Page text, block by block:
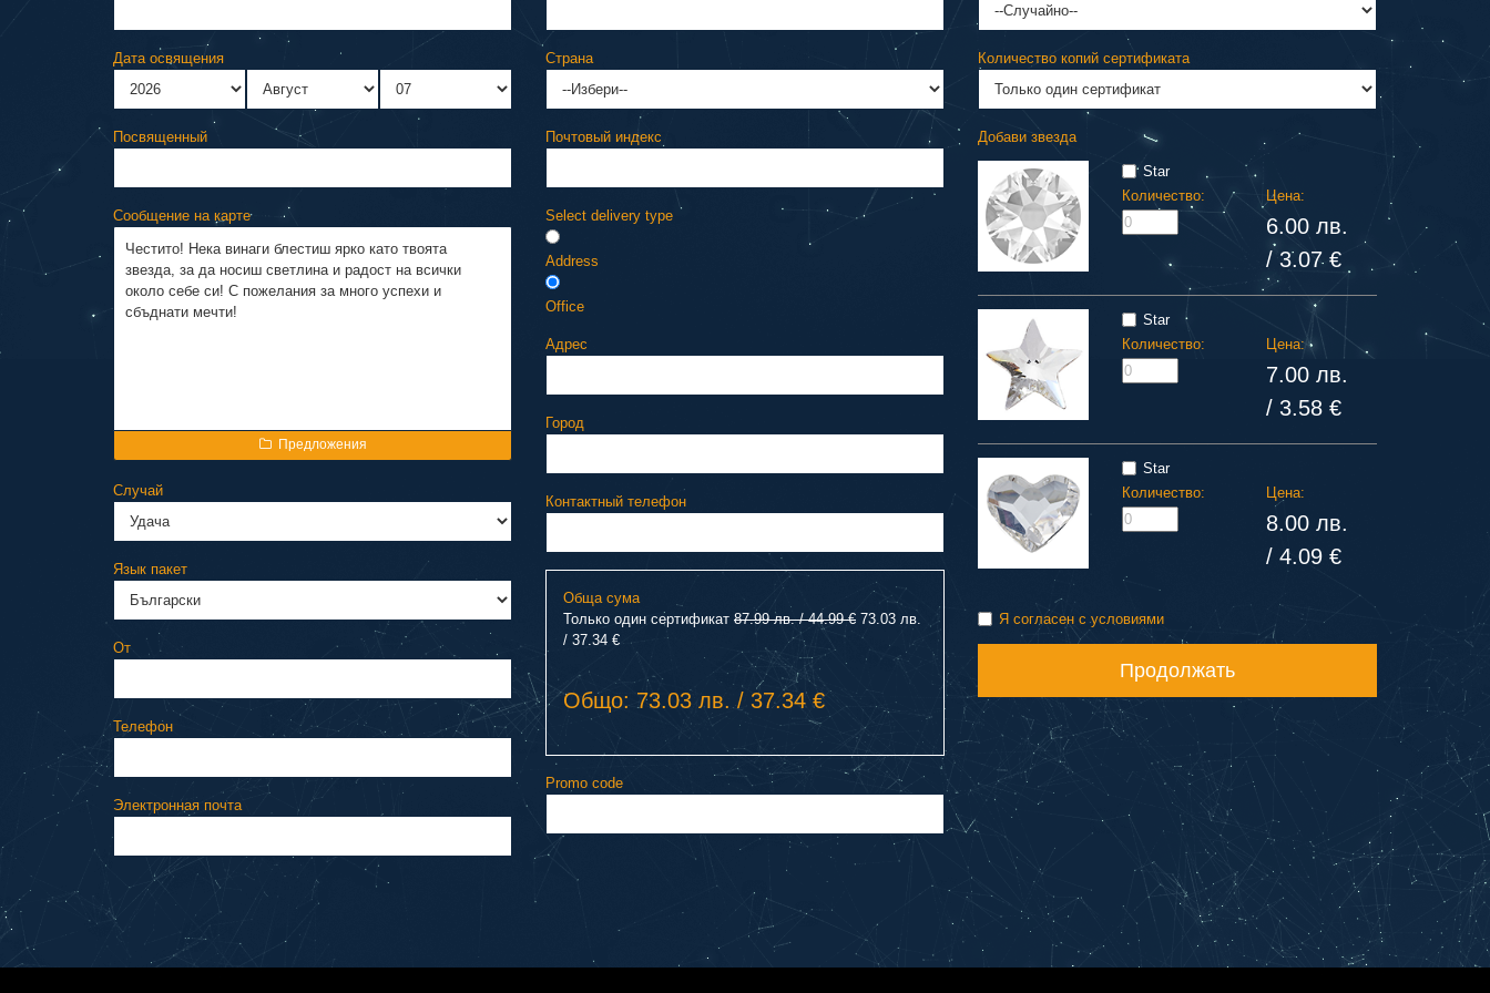
Дата освящения
Посвященный
Сообщение на карте
Предложения
Случай
Язык пакет
От
Телефон
Электронная почта
Страна
Почтовый индекс
Select delivery type
Address
Office
Адрес
Город
Контактный телефон
Обща сума
Только один сертификат 87.99 лв. / 44.99 € 73.03 лв.
/ 37.34 €
Общо: 73.03 лв. / 37.34 €
Promo code
Количество копий сертификата
Добави звезда
Star
Количество:
Цена:
6.00 лв.
/ 3.07 €
Star
Количество:
Цена:
7.00 лв.
/ 3.58 €
Star
Количество:
Цена:
8.00 лв.
/ 4.09 €
Я согласен с условиями
Продолжать